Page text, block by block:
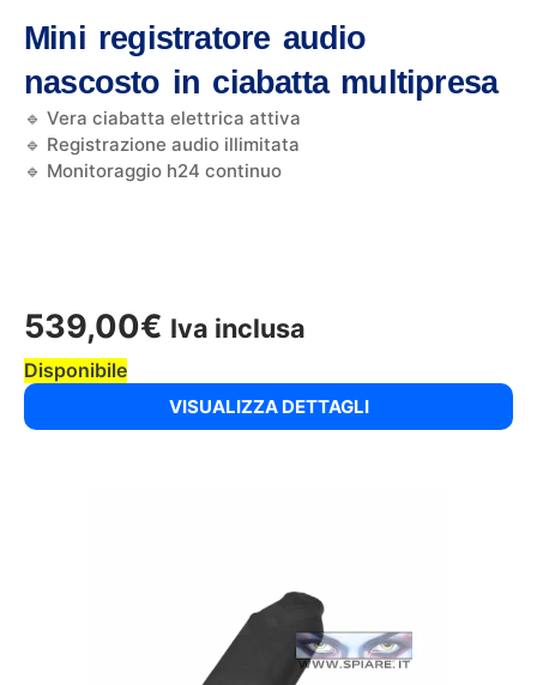
Mini registratore audio
nascosto in ciabatta multipresa
🔹 Vera ciabatta elettrica attiva
🔹 Registrazione audio illimitata
🔹 Monitoraggio h24 continuo
539,00€ Iva inclusa
Disponibile
VISUALIZZA DETTAGLI